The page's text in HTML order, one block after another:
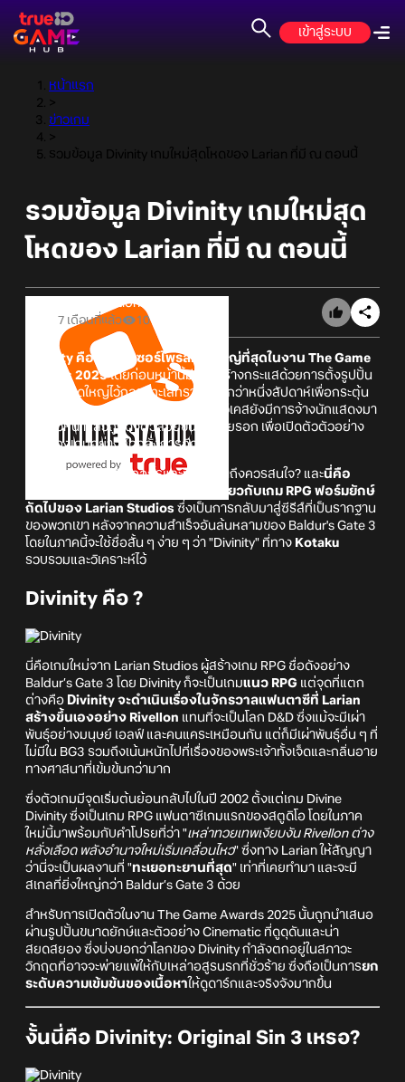
เข้าสู่ระบบ
หน้าแรก
>
ข่าวเกม
>
รวมข้อมูล Divinity เกมใหม่สุดโหดของ Larian ที่มี ณ ตอนนี้
รวมข้อมูล Divinity เกมใหม่สุด
โหดของ Larian ที่มี ณ ตอนนี้
Online Station
7 เดือนที่แล้ว
10
Divinity คือหนึ่งในเซอร์ไพรส์ที่ยิ่งใหญ่ที่สุดในงาน The Game
Awards 2025โดยก่อนหน้านี้มีการสร้างกระแสด้วยการตั้งรูปปั้น
ปีศาจขนาดใหญ่ไว้กลางทะเลทรายนานกว่าหนึ่งสัปดาห์เพื่อกระตุ้น
ความตื่นเต้นของแฟน ๆ แถมในงานโชว์เคสยังมีการจ้างนักแสดงมา
นั่งแถวหน้าแล้วถูกดึงตัวลอยขึ้นฟ้าด้วยรอก เพื่อเปิดตัวตัวอย่าง
แรกของเกมอย่างสุดอลังการอีก
แต่คำถามคือเกมนี้คืออะไรและทำไมคุณถึงควรสนใจ? และนี่คือ
ข้อมูลเล็กน้อยที่เราทราบในตอนนี้เกี่ยวกับเกม RPG ฟอร์มยักษ์
ถัดไปของ Larian Studios ซึ่งเป็นการกลับมาสู่ซีรีส์ที่เป็นรากฐาน
ของพวกเขา หลังจากความสำเร็จอันล้นหลามของ Baldur's Gate 3
โดยในภาคนี้จะใช้ชื่อสั้น ๆ ง่าย ๆ ว่า "Divinity" ที่ทาง Kotaku
รวบรวมและวิเคราะห์ไว้
Divinity คือ ?
นี่คือเกมใหม่จาก Larian Studios ผู้สร้างเกม RPG ชื่อดังอย่าง
Baldur’s Gate 3 โดย Divinity ก็จะเป็นเกมแนว RPG แต่จุดที่แตก
ต่างคือ Divinity จะดำเนินเรื่องในจักรวาลแฟนตาซีที่ Larian
สร้างขึ้นเองอย่าง Rivellon แทนที่จะเป็นโลก D&D ซึ่งแม้จะมีเผ่า
พันธุ์อย่างมนุษย์ เอลฟ์ และคนแคระเหมือนกัน แต่ก็มีเผ่าพันธุ์อื่น ๆ ที่
ไม่มีใน BG3 รวมถึงเน้นหนักไปที่เรื่องของพระเจ้าทั้งเจ็ดและกลิ่นอาย
ทางศาสนาที่เข้มข้นกว่ามาก
ซึ่งตัวเกมมีจุดเริ่มต้นย้อนกลับไปในปี 2002 ตั้งแต่เกม Divine
Divinity ซึ่งเป็นเกม RPG แฟนตาซีเกมแรกของสตูดิโอ โดยในภาค
ใหม่นี้มาพร้อมกับคำโปรยที่ว่า "เหล่าทวยเทพเงียบงัน Rivellon ต่าง
หลั่งเลือด พลังอำนาจใหม่เริ่มเคลื่อนไหว" ซึ่งทาง Larian ให้สัญญา
ว่านี่จะเป็นผลงานที่ "ทะเยอทะยานที่สุด" เท่าที่เคยทำมา และจะมี
สเกลที่ยิ่งใหญ่กว่า Baldur’s Gate 3 ด้วย
สำหรับการเปิดตัวในงาน The Game Awards 2025 นั้นถูกนำเสนอ
ผ่านรูปปั้นขนาดยักษ์และตัวอย่าง Cinematic ที่ดูดุดันและน่า
สยดสยอง ซึ่งบ่งบอกว่าโลกของ Divinity กำลังตกอยู่ในสภาวะ
วิกฤตที่อาจจะพ่ายแพ้ให้กับเหล่าอสูรนรกที่ชั่วร้าย ซึ่งถือเป็นการยก
ระดับความเข้มข้นของเนื้อหาให้ดูดาร์กและจริงจังมากขึ้น
งั้นนี่คือ Divinity: Original Sin 3 เหรอ?